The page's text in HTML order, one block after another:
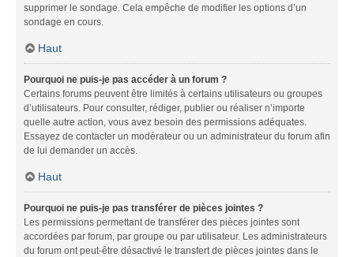
supprimer le sondage. Cela empêche de modifier les options d’un
sondage en cours.
Haut
Pourquoi ne puis-je pas accéder à un forum ?
Certains forums peuvent être limités à certains utilisateurs ou groupes
d’utilisateurs. Pour consulter, rédiger, publier ou réaliser n’importe
quelle autre action, vous avez besoin des permissions adéquates.
Essayez de contacter un modérateur ou un administrateur du forum afin
de lui demander un accès.
Haut
Pourquoi ne puis-je pas transférer de pièces jointes ?
Les permissions permettant de transférer des pièces jointes sont
accordées par forum, par groupe ou par utilisateur. Les administrateurs
du forum ont peut-être désactivé le transfert de pièces jointes dans le